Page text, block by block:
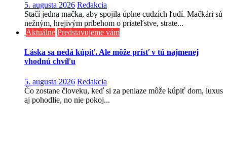
5. augusta 2026 Redakcia
Stačí jedna mačka, aby spojila úplne cudzích ľudí. Mačkári sú
nežným, hrejivým príbehom o priateľstve, strate...
Aktuálne Predstavujeme vám
Láska sa nedá kúpiť. Ale môže prísť v tú najmenej
vhodnú chvíľu
5. augusta 2026 Redakcia
Čo zostane človeku, keď si za peniaze môže kúpiť dom, luxus
aj pohodlie, no nie pokoj...